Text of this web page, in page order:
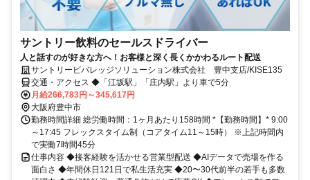
サントリー飲料のセールスドライバー
人と話すのが好きな方へ！お客様と深く長くかかわるルート配送
サントリービバレッジソリューション株式会社 豊中支店/KISE135
交通・アクセス ◆「江坂駅」「庄内駅」より車で5分
月給266,783円～345,617円
大阪府豊中市
勤務時間詳細 総労働時間：1ヶ月あたり158時間 *【勤務時間】* 9:00
～17:45 フレックスタイム制（コアタイム11～15時） ※上記時間内
で実働7時間45分
仕事内容 ◆接客経験を活かせる営業型配送 ◆AIデータで売場を作る
面白さ ◆年間休日121日で私生活充実 ◆20〜30代前半の若手も多数